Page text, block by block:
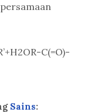
R-C(=O)-
Sains: